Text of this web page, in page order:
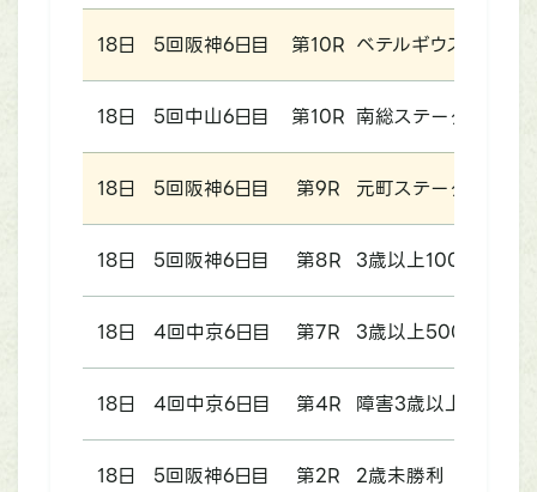
18日 5回阪神6日目 第10R ベテルギウスステー
18日 5回中山6日目 第10R 南総ステークス
18日 5回阪神6日目 第9R 元町ステークス
18日 5回阪神6日目 第8R 3歳以上1000万円以
18日 4回中京6日目 第7R 3歳以上500万円以
18日 4回中京6日目 第4R 障害3歳以上未勝利
18日 5回阪神6日目 第2R 2歳未勝利